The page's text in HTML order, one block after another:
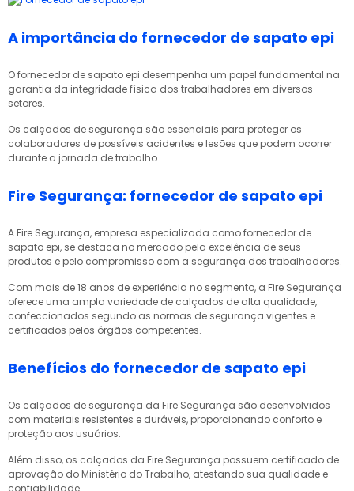
A importância do fornecedor de sapato epi
Ofornecedor de sapato epi desempenha um papel fundamental na
garantia da integridade física dos trabalhadores em diversos
setores.
Os calçados de segurança são essenciais para proteger os
colaboradores de possíveis acidentes e lesões que podem ocorrer
durante a jornada de trabalho.
Fire Segurança: fornecedor de sapato epi
A Fire Segurança, empresa especializada comofornecedor de
sapato epi, se destaca no mercado pela excelência de seus
produtos e pelo compromisso com a segurança dos trabalhadores.
Com mais de 18 anos de experiência no segmento, a Fire Segurança
oferece uma ampla variedade de calçados de alta qualidade,
confeccionados segundo as normas de segurança vigentes e
certificados pelos órgãos competentes.
Benefícios do fornecedor de sapato epi
Os calçados de segurança da Fire Segurança são desenvolvidos
com materiais resistentes e duráveis, proporcionando conforto e
proteção aos usuários.
Além disso, os calçados da Fire Segurança possuem certificado de
aprovação do Ministério do Trabalho, atestando sua qualidade e
confiabilidade.